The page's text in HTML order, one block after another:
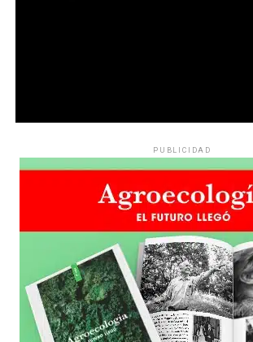
PUBLICIDAD